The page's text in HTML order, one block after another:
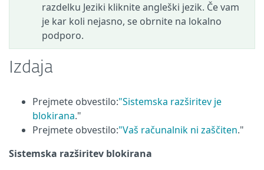
razdelku Jeziki kliknite angleški jezik. Če vam
je kar koli nejasno, se obrnite na lokalno
podporo.
Izdaja
Prejmete obvestilo:"Sistemska razširitev je
blokirana."
Prejmete obvestilo:"Vaš računalnik ni zaščiten."
Sistemska razširitev blokirana